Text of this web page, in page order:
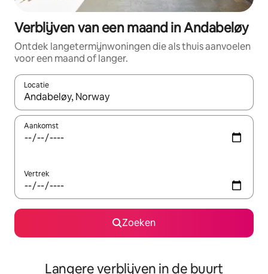
Verblijven van een maand in Andabeløy
Ontdek langetermijnwoningen die als thuis aanvoelen
voor een maand of langer.
Locatie
Wanneer er resultaten beschikbaar zijn, maak je een keuze
Aankomst
Vertrek
Zoeken
Langere verblijven in de buurt